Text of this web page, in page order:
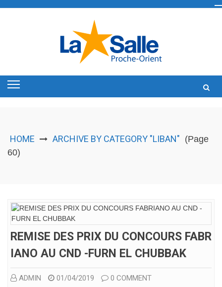
HOME ARCHIVE BY CATEGORY "LIBAN" (Page
60)
REMISE DES PRIX DU CONCOURS FABR
IANO AU CND -FURN EL CHUBBAK
ADMIN 01/04/2019 0 COMMENT